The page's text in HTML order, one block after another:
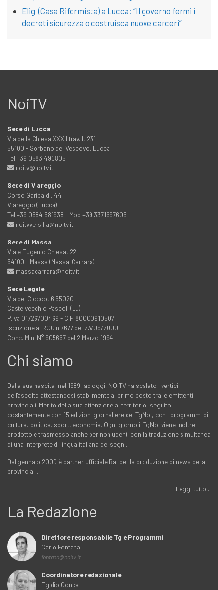
Eligi (Casa Riformista) a Lucca: “Il governo fermi i
decreti sicurezza o costruisca nuove carceri”
NoiTV
Sede di Lucca
Via della Chiesa XXXII trav. I, 231
55100 - Sorbano del Vescovo, Lucca
Tel +39 0583 490805
noitv@noitv.it
Sede di Viareggio
Corso Garibaldi, 44
Viareggio (Lucca)
Tel +39 0584 581938 - Mob +39 3371697605
noitvversilia@noitv.it
Sede di Massa
Viale Eugenio Chiesa, 22
54100 - Massa (Massa-Carrara)
massacarrara@noitv.it
Sede Legale
Via del Ciocco, 6 55020
Castelvecchio Pascoli (Lu)
P.iva 01726700469 - C.F. 80000910507
Iscrizione al ROC n.7677 del 23/09/2000
Conc. Min. N° 905667 del 2 Marzo 1994
Chi siamo
Dalla sua nascita, nel 1989, ad oggi, NOITV ha scalato i vertici
dell'ascolto attestandosi stabilmente al primo posto tra le emittenti
provinciali. Merito della sua attenzione al territorio, seguito
costantemente con 15 edizioni giornaliere del TgNoi, con i programmi di
cultura, politica, sport, economia. Ogni giorno il TgNoi viene inoltre
prodotto e trasmesso anche per non udenti con la traduzione simultanea
di una interprete di lingua italiana dei segni.
Dal gennaio 2000 è partner ufficiale Rai per la produzione di news della
provincia…
Leggi tutto...
La Redazione
Direttore responsabile Tg e Programmi
Carlo Fontana
fontana@noitv.it
Coordinatore redazionale
Egidio Conca